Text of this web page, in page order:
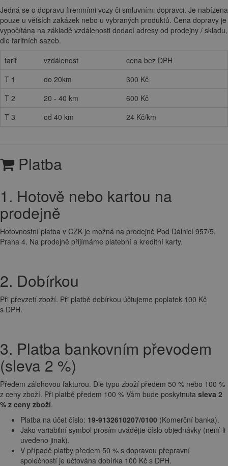
Jedná se o dopravu firemními vozy či smluvními dopravci. Je nabízena
pouze u větších zakázek nebo u vybraných produktů. Cena dopravy je
vypočítána na základě vzdálenosti dodací adresy od prodejny / skladu,
dle tarifních sazeb.
tarif
vzdálenost
cena bez DPH
T 1
do 20km
300 Kč
T 2
20 - 40 km
600 Kč
T 3
od 40 km 24 Kč/km
Platba
1. Hotově nebo kartou na
prodejně
Hotovnostní platba v CZK je možná na prodejně Pod Dálnicí 957/5,
Praha 4. Na prodejně přijímáme platební a kreditní karty.
2. Dobírkou
Při převzetí zboží. Při platbě dobírkou účtujeme poplatek 100 Kč
s DPH.
3. Platba bankovním převodem
(sleva 2 %)
Předem zálohovou fakturou. Dle typu zboží předem 50 % nebo 100 %
z ceny zboží. Při platbě předem 100 % Vám bude poskytnuta sleva 2
% z ceny zboží.
Platba na účet číslo: 19-9132610207/0100 (Komerční banka).
Jako variabilní symbol prosím uvádějte číslo objednávky (není-li
uvedeno jinak).
V případě platby předem 50 % s dopravou přepravní
společností je účtována dobírka 100 Kč s DPH.